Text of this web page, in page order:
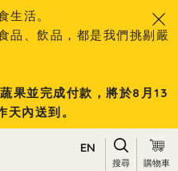
生活。
品、飲品，都是我們挑剔嚴
果並完成付款，將於8月13
內送到。
EN
搜尋 購物車